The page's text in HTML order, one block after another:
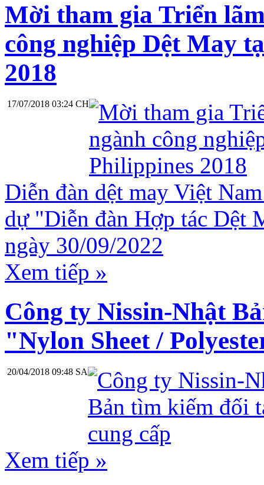
Mời tham gia Triển
công nghiệp Dệt May
2018
17/07/2018 03:24 CH
Diễn đàn dệt may Việt
dự "Diễn đàn Hợp tác Dệt
ngày 30/09/2022
Xem tiếp »
Công ty Nissin-Nhật
"Nylon Sheet /
20/04/2018 09:48 SA
Xem tiếp »